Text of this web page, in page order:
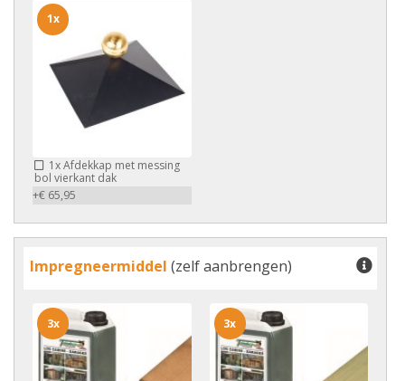
1xAfdekkap met messing
bol vierkant dak
+€ 65,95
1x
Impregneermiddel (zelf aanbrengen)
3x 3x